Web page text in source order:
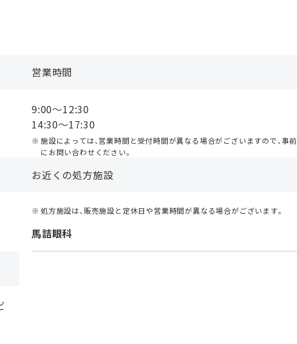
営業時間
9:00〜12:30
14:30〜17:30
施設によっては、営業時間と受付時間が異なる場合がございますので、事前
にお問い合わせください。
お近くの処方施設
処方施設は、販売施設と定休日や営業時間が異なる場合がございます。
馬詰眼科